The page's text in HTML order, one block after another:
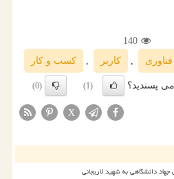
140
فناوری كاربر كسب و كار
پسندید؟ (1)
(0)
X
دانشگاهی به شهید لاریجانی